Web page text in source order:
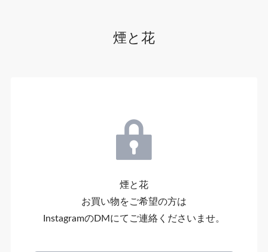
煙と花
煙と花
お買い物をご希望の方は
InstagramのDMにてご連絡くださいませ。